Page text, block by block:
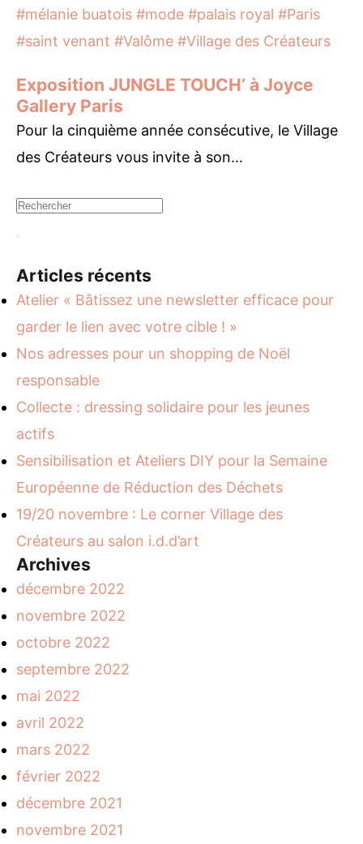
#mélanie buatois #mode #palais royal #Paris
#saint venant #Valôme #Village des Créateurs
Exposition JUNGLE TOUCH’ à Joyce
Gallery Paris
Pour la cinquième année consécutive, le Village
des Créateurs vous invite à son…
Articles récents
Atelier « Bâtissez une newsletter efficace pour
garder le lien avec votre cible ! »
Nos adresses pour un shopping de Noël
responsable
Collecte : dressing solidaire pour les jeunes
actifs
Sensibilisation et Ateliers DIY pour la Semaine
Européenne de Réduction des Déchets
19/20 novembre : Le corner Village des
Créateurs au salon i.d.d’art
Archives
décembre 2022
novembre 2022
octobre 2022
septembre 2022
mai 2022
avril 2022
mars 2022
février 2022
décembre 2021
novembre 2021